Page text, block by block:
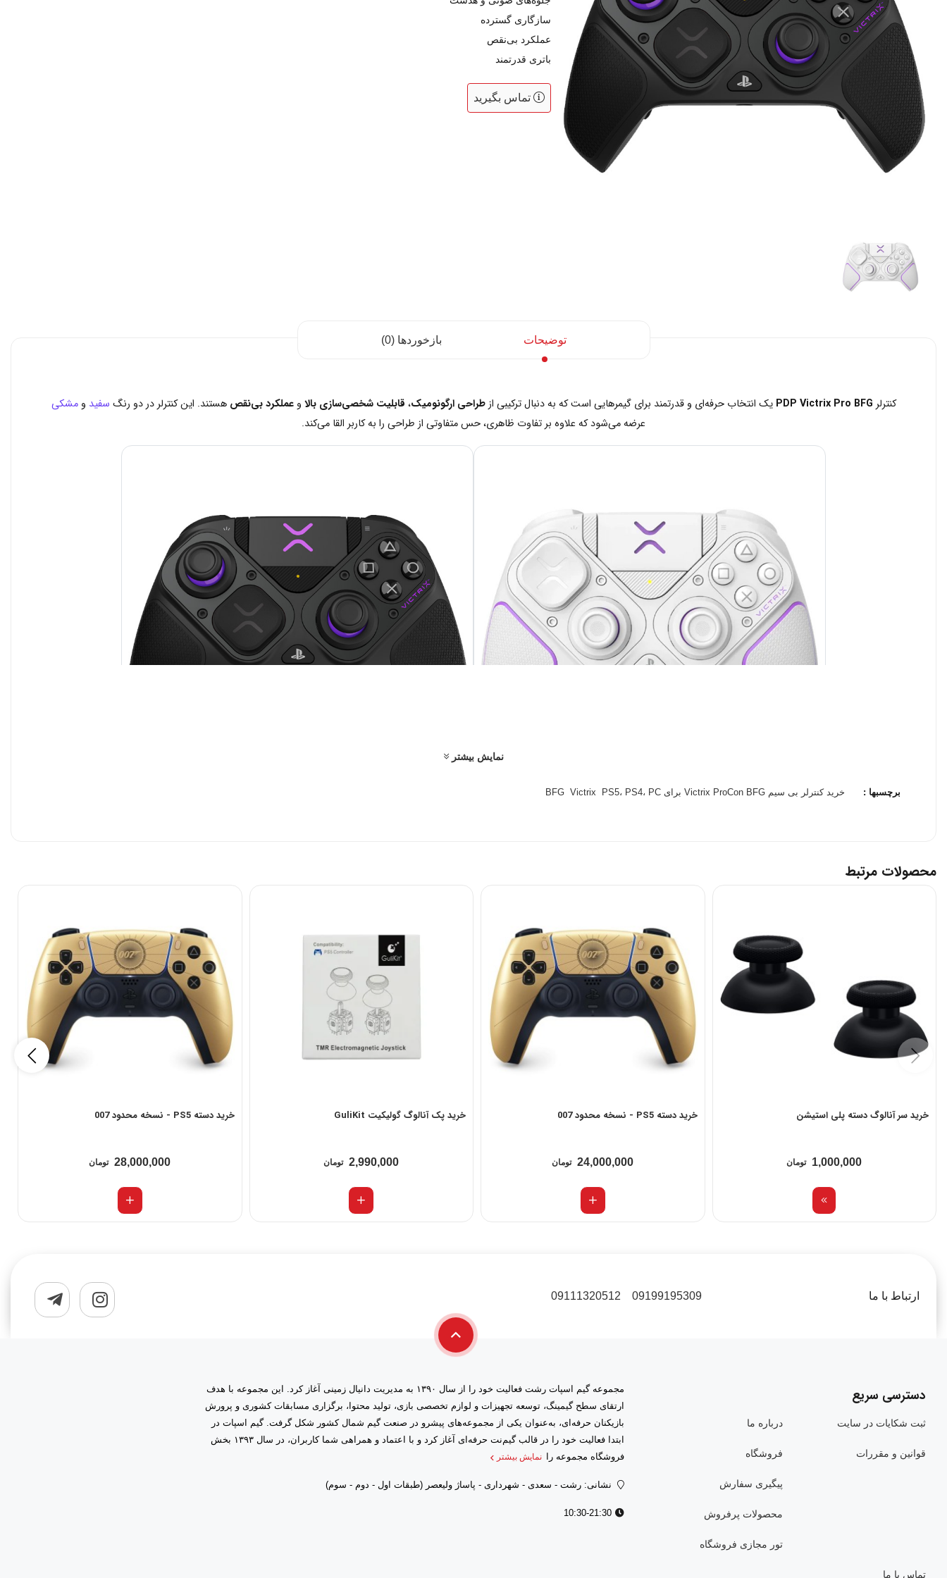
سازگاری گسترده
عملکرد بی‌نقص
باتری قدرتمند
تماس بگیرید
توضیحات بازخوردها (0)
کنترلر PDP Victrix Pro BFG یک انتخاب حرفه‌ای و قدرتمند برای گیمرهایی است که به دنبال ترکیبی ازطراحی ارگونومیک، قابلیت شخصی‌سازی بالا وعملکرد بی‌نقص هستند. این کنترلر در دو رنگ سفید ومشکی
عرضه می‌شود که علاوه بر تفاوت ظاهری، حس متفاوتی از طراحی را به کاربر القا می‌کند.
قابلیت تعویض جای ماژول‌های آنالوگ و دکمه‌های D-Pad برای تطابق با سبک بازی شما.
پشتیبانی از چهار دکمه پشتی قابل تنظیم برای دسترسی سریع در بازی.
سازگار با کنسول پلی‌استیشن 5، پلی‌استیشن 4 و PC.
پشتیبانی از اتصال سیمی و بی‌سیم (با دانگل USB-C) برای تجربه گیمینگ بدون تأخیر.
نمایش بیشتر
برچسبها : خرید کنترلر بی سیم Victrix ProCon BFG برای PS5، PS4، PC Victrix
BFG
محصولات مرتبط
خرید سر آنالوگ دسته پلی استیشن
1,000,000 تومان
خرید دسته PS5 - نسخه محدود 007
24,000,000 تومان
خرید پک آنالوگ گولیکیت GuliKit
2,990,000 تومان
خرید دسته PS5 - نسخه محدود 007
28,000,000 تومان
ارتباط با ما 09199195309
09111320512
دسترسی سریع
ثبت شکایات در سایت درباره ما
قوانین و مقررات فروشگاه
پیگیری سفارش
محصولات پرفروش
تور مجازی فروشگاه
تماس با ما
مجموعه گیم اسپات رشت فعالیت خود را از سال ۱۳۹۰ به مدیریت دانیال زمینی آغاز کرد. این مجموعه با هدف
ارتقای سطح گیمینگ، توسعه تجهیزات و لوازم تخصصی بازی، تولید محتوا، برگزاری مسابقات کشوری و پرورش
بازیکنان حرفه‌ای، به‌عنوان یکی از مجموعه‌های پیشرو در صنعت گیم شمال کشور شکل گرفت. گیم اسپات در
ابتدا فعالیت خود را در قالب گیم‌نت حرفه‌ای آغاز کرد و با اعتماد و همراهی شما کاربران، در سال ۱۳۹۳ بخش
فروشگاه مجموعه را نمایش بیشتر
نشانی: رشت - سعدى - شهرداری - پاساژ ولیعصر (طبقات اول - دوم - سوم)
10:30-21:30